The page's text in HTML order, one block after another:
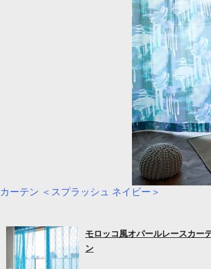
カーテン ＜スプラッシュ ネイビー＞
モロッコ風オパールレースカー
ン